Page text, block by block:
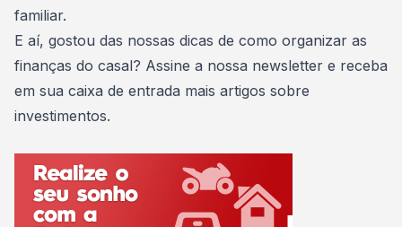
familiar.
E aí, gostou das nossas dicas de como organizar as
finanças do casal? Assine a nossa newsletter e receba
em sua caixa de entrada mais artigos sobre
investimentos.